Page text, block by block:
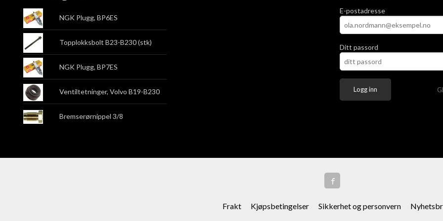
NGK Plugg, BP6ES
Topplokksbolt B23-B230 (stk)
NGK Plugg, BP7ES
Ventiltetninger, Volvo B19-B230
Bremserørnippel 3/8
E-postadresse
Ditt passord
Frakt Kjøpsbetingelser Sikkerhet og personvern